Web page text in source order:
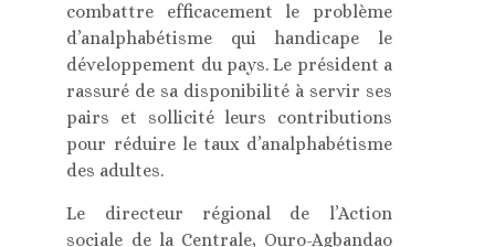
combattre efficacement le problème
d’analphabétisme qui handicape le
développement du pays. Le président a
rassuré de sa disponibilité à servir ses
pairs et sollicité leurs contributions
pour réduire le taux d’analphabétisme
des adultes.
Le directeur régional de l’Action
sociale de la Centrale, Ouro-Agbandao